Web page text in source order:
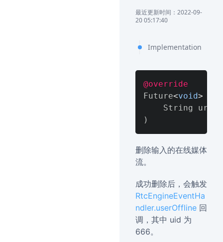
最近更新时间：2022-09-
20 05:17:40
Implementation
@override
Future<void>
)
删除输入的在线媒体
流。
成功删除后，会触发
RtcEngineEventHa
ndler.userOffline 回
调，其中 uid 为
666。